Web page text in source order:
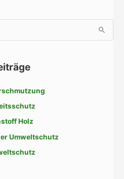
Holz
Umweltschutz